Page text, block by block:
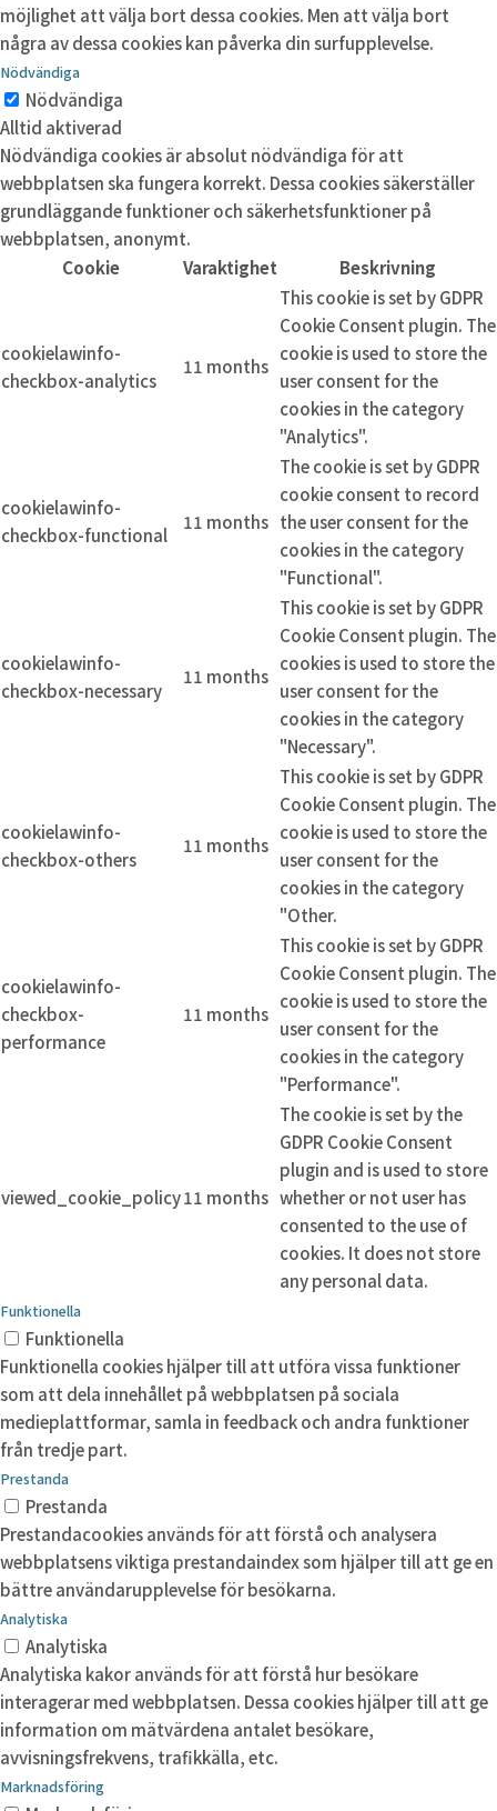
möjlighet att välja bort dessa cookies. Men att välja bort
några av dessa cookies kan påverka din surfupplevelse.
Nödvändiga
Nödvändiga
Alltid aktiverad
Nödvändiga cookies är absolut nödvändiga för att
webbplatsen ska fungera korrekt. Dessa cookies säkerställer
grundläggande funktioner och säkerhetsfunktioner på
webbplatsen, anonymt.
Cookie
Varaktighet Beskrivning
cookielawinfo-
checkbox-analytics
11 months
This cookie is set by GDPR
Cookie Consent plugin. The
cookie is used to store the
user consent for the
cookies in the category
"Analytics".
cookielawinfo-
checkbox-functional
11 months
The cookie is set by GDPR
cookie consent to record
the user consent for the
cookies in the category
"Functional".
cookielawinfo-
checkbox-necessary
11 months
This cookie is set by GDPR
Cookie Consent plugin. The
cookies is used to store the
user consent for the
cookies in the category
"Necessary".
cookielawinfo-
checkbox-others
11 months
This cookie is set by GDPR
Cookie Consent plugin. The
cookie is used to store the
user consent for the
cookies in the category
"Other.
cookielawinfo-
checkbox-
performance
11 months
This cookie is set by GDPR
Cookie Consent plugin. The
cookie is used to store the
user consent for the
cookies in the category
"Performance".
viewed_cookie_policy11 months
The cookie is set by the
GDPR Cookie Consent
plugin and is used to store
whether or not user has
consented to the use of
cookies. It does not store
any personal data.
Funktionella
Funktionella
Funktionella cookies hjälper till att utföra vissa funktioner
som att dela innehållet på webbplatsen på sociala
medieplattformar, samla in feedback och andra funktioner
från tredje part.
Prestanda
Prestanda
Prestandacookies används för att förstå och analysera
webbplatsens viktiga prestandaindex som hjälper till att ge en
bättre användarupplevelse för besökarna.
Analytiska
Analytiska
Analytiska kakor används för att förstå hur besökare
interagerar med webbplatsen. Dessa cookies hjälper till att ge
information om mätvärdena antalet besökare,
avvisningsfrekvens, trafikkälla, etc.
Marknadsföring